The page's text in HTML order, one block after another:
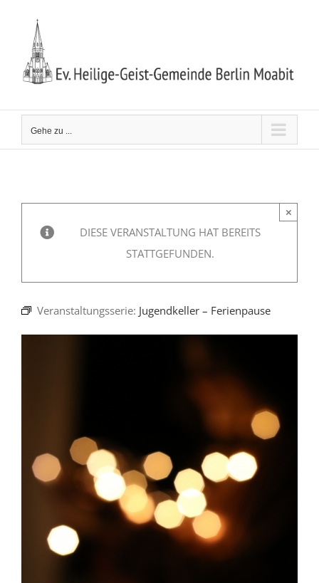
springen
Gehe zu ...
DIESE VERANSTALTUNG HAT BEREITS
STATTGEFUNDEN.
×
Veranstaltungsserie: Jugendkeller – Ferienpause